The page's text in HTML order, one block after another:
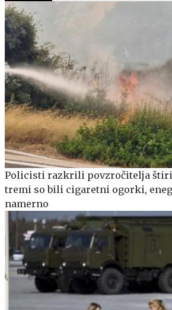
Policisti razkrili povzročitelja
tremi so bili cigaretni ogorki,
namerno